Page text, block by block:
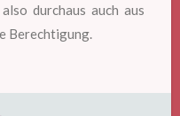
durchaus auch aus
Berechtigung.